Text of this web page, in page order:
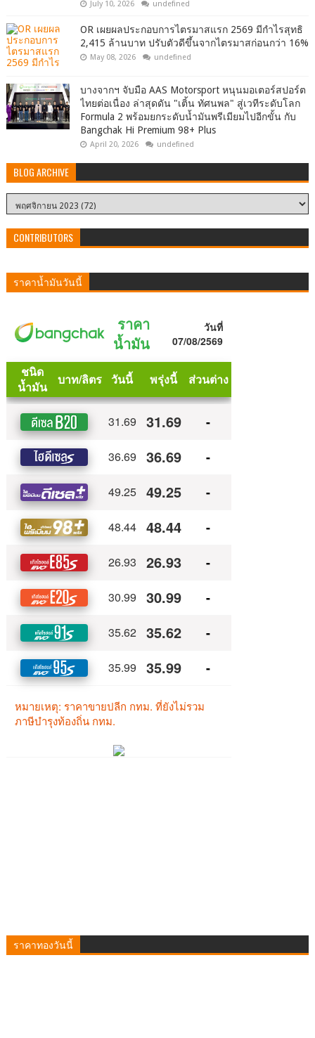
July 10, 2026 undefined
OR เผยผลประกอบการไตรมาสแรก 2569 มีกำไรสุทธิ
2,415 ล้านบาท ปรับตัวดีขึ้นจากไตรมาสก่อนกว่า 16%
May 08, 2026 undefined
บางจากฯ จับมือ AAS Motorsport หนุนมอเตอร์สปอร์ต
ไทยต่อเนื่อง ล่าสุดดัน "เติ้น ทัศนพล" สู่เวทีระดับโลก
Formula 2 พร้อมยกระดับน้ำมันพรีเมียมไปอีกขั้น กับ
Bangchak Hi Premium 98+ Plus
April 20, 2026 undefined
BLOG ARCHIVE
CONTRIBUTORS
ราคาน้ำมันวันนี้
ราคาทองวันนี้